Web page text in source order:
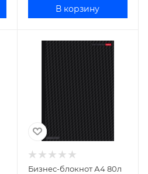
В корзину
Бизнес-блокнот А4 80л